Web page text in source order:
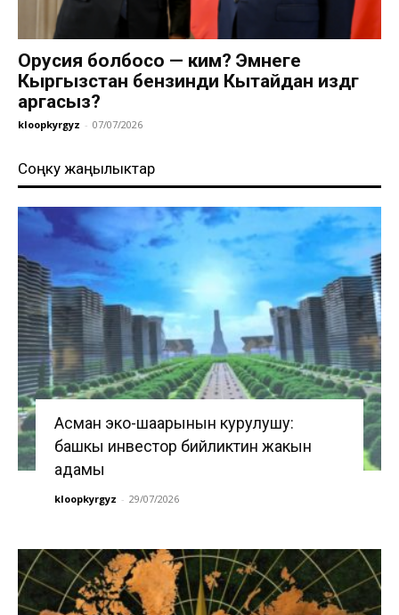
Орусия болбосо — ким? Эмнеге
Кыргызстан бензинди Кытайдан издөөгө
аргасыз?
kloopkyrgyz - 07/07/2026
Соңку жаңылыктар
Асман эко-шаарынын курулушу:
башкы инвестор бийликтин жакын
адамы
kloopkyrgyz - 29/07/2026